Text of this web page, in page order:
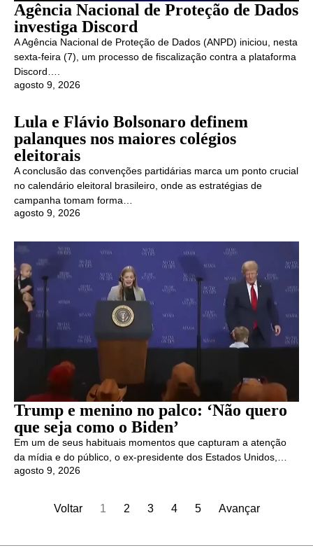
Agência Nacional de Proteção de Dados
investiga Discord
A Agência Nacional de Proteção de Dados (ANPD) iniciou, nesta
sexta-feira (7), um processo de fiscalização contra a plataforma
Discord….
agosto 9, 2026
Lula e Flávio Bolsonaro definem
palanques nos maiores colégios
eleitorais
A conclusão das convenções partidárias marca um ponto crucial
no calendário eleitoral brasileiro, onde as estratégias de
campanha tomam forma…
agosto 9, 2026
Trump e menino no palco: ‘Não quero
que seja como o Biden’
Em um de seus habituais momentos que capturam a atenção
da mídia e do público, o ex-presidente dos Estados Unidos,…
agosto 9, 2026
Voltar 1 2 3 4 5 Avançar